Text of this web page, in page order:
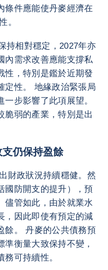
條件應能使丹麥經濟在
。
持相對穩定，2027年亦
內需求改善應能支撐私
性，特別是鑑於近期發
定性。 地緣政治緊張局
步影響了此項展望。
脆弱的產業，特別是出
仍保持盈餘
財政狀況持續穩健。然
國防開支的提升），預
儘管如此，由於就業水
，因此即使有預定的減
餘。 丹麥的公共債務預
衡量大致保持不變，
可持續性。